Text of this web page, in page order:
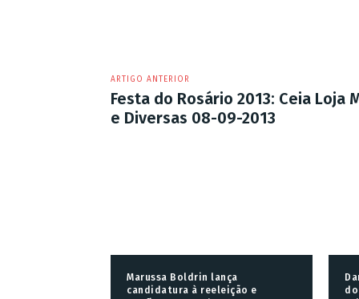
ARTIGO ANTERIOR
Festa do Rosário 2013: Ceia Loja
e Diversas 08-09-2013
Marussa Boldrin lança
candidatura à reeleição e